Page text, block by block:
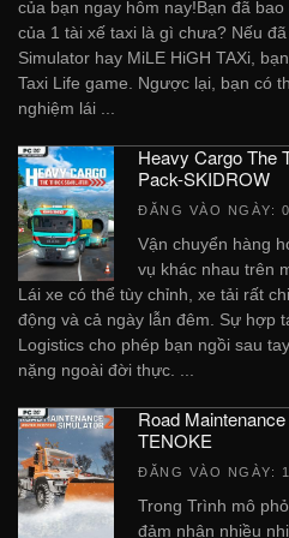
của bạn ngay hôm nay!Bạn đã
của 1 tài xế taxi là gì chưa? Nếu
Simulator hay MiLE HiGH TAXi,
Taxi Life game. Ngược lại, bạn có
nghiệm lái ...
Heavy Cargo The
Pack-SKIDROW
ĐĂNG VÀO NGÀY:
Vận chuyển hàng
vụ khác nhau trên
Lái xe có thể tùy chỉnh, xe tải rất
động và cả ngày lẫn đêm. Sự hợp
Logistics cho phép bạn ngồi sau
nặng ngoài đời thực. ...
Road
TENOKE
ĐĂNG VÀO NGÀY:
Trong Trình mô
đảm nhận nhiều